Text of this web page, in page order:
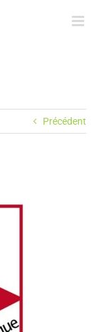
Précédent